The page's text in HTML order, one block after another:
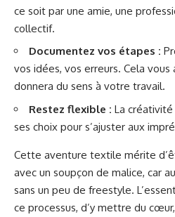
ce soit par une amie, une
collectif.
Documentez vos étapes :
vos idées, vos erreurs. Cela
donnera du sens à votre travail.
Restez flexible : La
ses choix pour s’ajuster aux
Cette aventure textile mérite
avec un soupçon de malice, car
sans un peu de freestyle.
ce processus, d’y mettre du